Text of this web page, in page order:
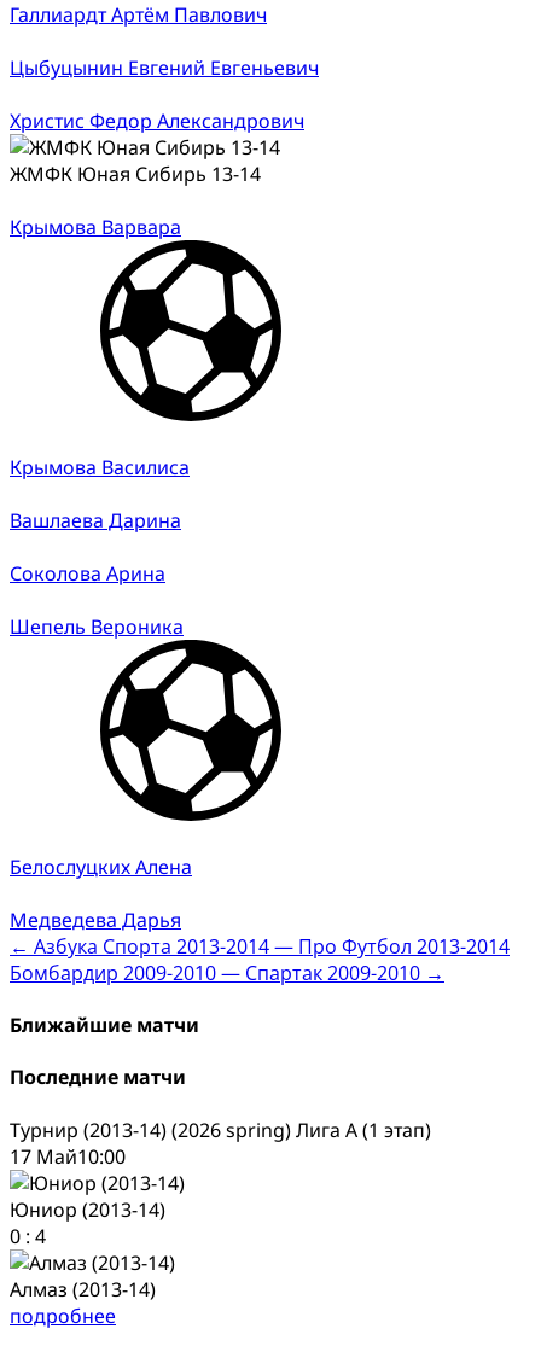
Галлиардт Артём Павлович
Цыбуцынин Евгений Евгеньевич
Христис Федор Александрович
ЖМФК Юная Сибирь 13-14
Крымова Варвара
Крымова Василиса
Вашлаева Дарина
Соколова Арина
Шепель Вероника
Белослуцких Алена
Медведева Дарья
Post
navigation
← Азбука Спорта 2013-2014 — Про Футбол 2013-2014
Бомбардир 2009-2010 — Спартак 2009-2010 →
Ближайшие матчи
Последние матчи
Турнир (2013-14) (2026 spring) Лига А (1 этап)
17 Май10:00
Юниор (2013-14)
0 : 4
Алмаз (2013-14)
подробнее